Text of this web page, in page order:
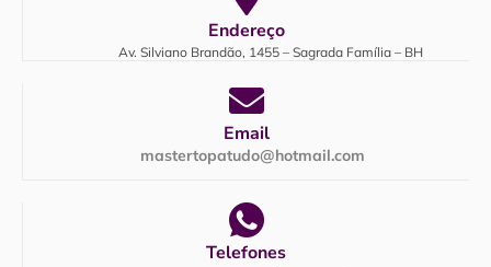
Endereço
Av. Silviano Brandão, 1455 – Sagrada Família – BH
Email
mastertopatudo@hotmail.com
Telefones